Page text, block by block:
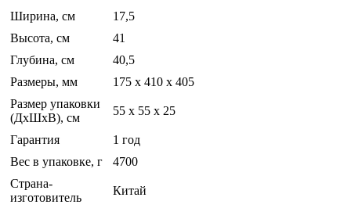
Ширина, см
17,5
Высота, см
41
Глубина, см
40,5
Размеры, мм
175 х 410 x 405
Размер упаковки
(ДхШхВ), см
55 x 55 x 25
Гарантия
1 год
Вес в упаковке, г
4700
Страна-
изготовитель
Китай